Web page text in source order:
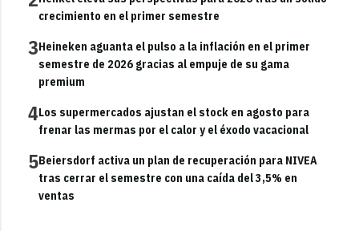
crecimiento en el primer semestre
3Heineken aguanta el pulso a la inflación en el primer
semestre de 2026 gracias al empuje de su gama
premium
4Los supermercados ajustan el stock en agosto para
frenar las mermas por el calor y el éxodo vacacional
5Beiersdorf activa un plan de recuperación para NIVEA
tras cerrar el semestre con una caída del 3,5% en
ventas